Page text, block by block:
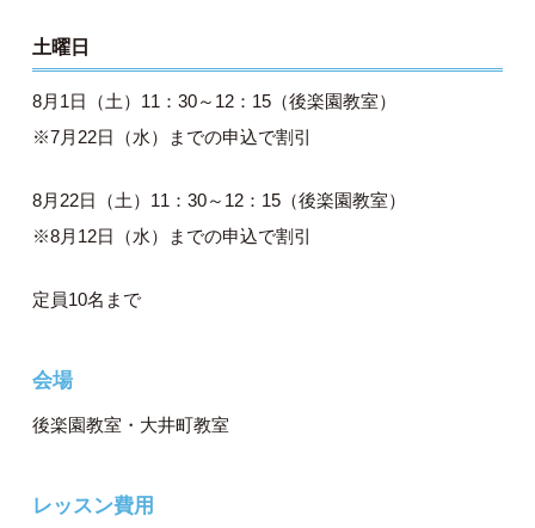
土曜日
8月1日（土）11：30～12：15（後楽園教室）
※7月22日（水）までの申込で割引
8月22日（土）11：30～12：15（後楽園教室）
※8月12日（水）までの申込で割引
定員10名まで
会場
後楽園教室・大井町教室
レッスン費用